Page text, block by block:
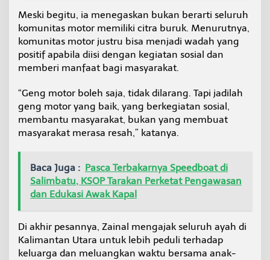
Meski begitu, ia menegaskan bukan berarti seluruh
komunitas motor memiliki citra buruk. Menurutnya,
komunitas motor justru bisa menjadi wadah yang
positif apabila diisi dengan kegiatan sosial dan
memberi manfaat bagi masyarakat.
“Geng motor boleh saja, tidak dilarang. Tapi jadilah
geng motor yang baik, yang berkegiatan sosial,
membantu masyarakat, bukan yang membuat
masyarakat merasa resah,” katanya.
Baca Juga : Pasca Terbakarnya Speedboat di
Salimbatu, KSOP Tarakan Perketat Pengawasan
dan Edukasi Awak Kapal
Di akhir pesannya, Zainal mengajak seluruh ayah di
Kalimantan Utara untuk lebih peduli terhadap
keluarga dan meluangkan waktu bersama anak-